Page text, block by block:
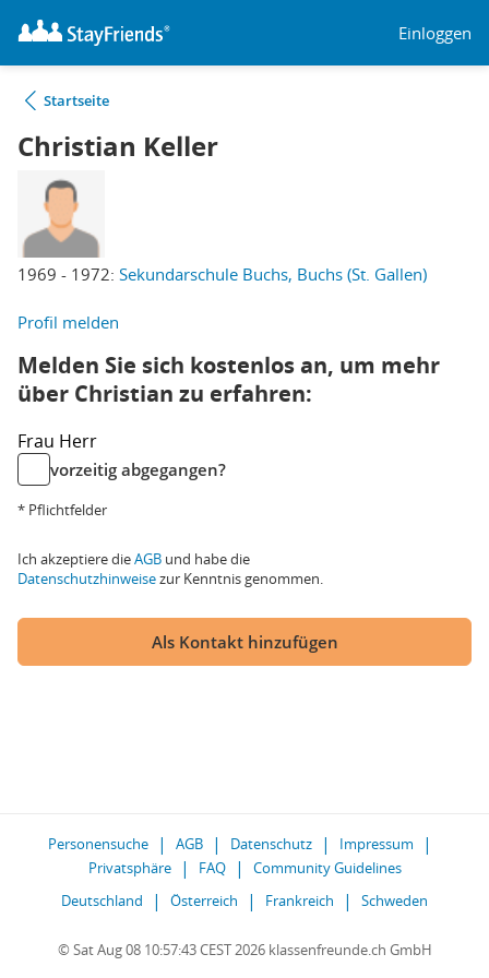
Einloggen
Startseite
Christian Keller
1969 - 1972: Sekundarschule Buchs, Buchs (St. Gallen)
Profil melden
Melden Sie sich kostenlos an, um mehr
über Christian zu erfahren:
Frau Herr
vorzeitig abgegangen?
* Pflichtfelder
Ich akzeptiere dieAGB und habe die
Datenschutzhinweisezur Kenntnis genommen.
Als Kontakt hinzufügen
Personensuche AGB Datenschutz
Impressum
Privatsphäre
FAQ
Community Guidelines
Deutschland
Österreich Frankreich Schweden
© Sat Aug 08 10:57:43 CEST 2026 klassenfreunde.ch GmbH